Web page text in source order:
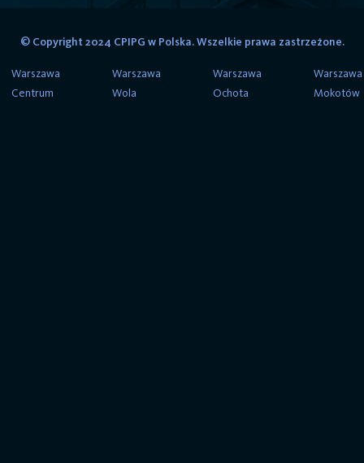
© Copyright 2024 CPIPG w Polska. Wszelkie prawa zastrzeżone.
Warszawa
Centrum
Warszawa
Wola
Warszawa
Ochota
Warszawa
Mokotów